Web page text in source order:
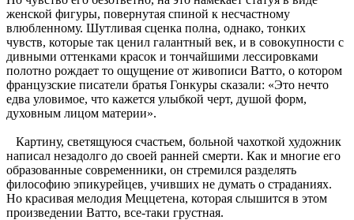
женской фигуры, повернутая спиной к несчастному
влюбленному. Шутливая сценка полна, однако, тонких
чувств, которые так ценил галантный век, и в совокупности с
дивными оттенками красок и тончайшими лессировками
полотно рождает то ощущение от живописи Ватто, о котором
французские писатели братья Гонкуры сказали: «Это нечто
едва уловимое, что кажется улыбкой черт, душой форм,
духовным лицом материи».
Картину, светящуюся счастьем, больной чахоткой художник
написал незадолго до своей ранней смерти. Как и многие его
образованные современники, он стремился разделять
философию эпикурейцев, учивших не думать о страданиях.
Но красивая мелодия Меццетена, которая слышится в этом
произведении Ватто, все-таки грустная.